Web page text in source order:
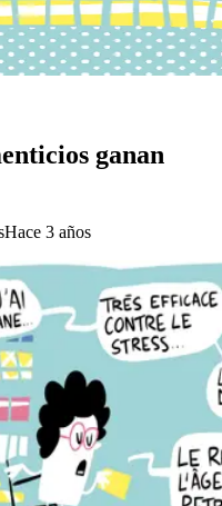
ganan
Hace 3 años